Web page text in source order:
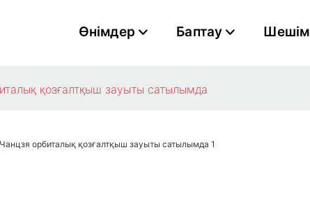
Өнімдер Баптау Шешім
қозғалтқыш зауыты сатылымда